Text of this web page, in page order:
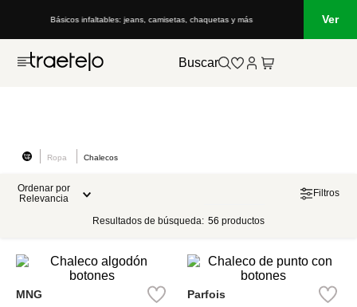
Básicos infaltables: jeans, camisetas, chaquetas y más Ver
Buscar
Ropa Chalecos
Ordenar por
Relevancia
Filtros
Resultados de búsqueda: 56 productos
MNG
Parfois